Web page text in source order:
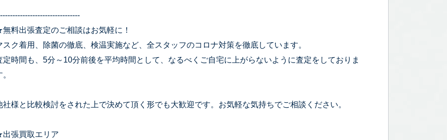
料出張査定のご相談はお気軽に！
スク着用、除菌の徹底、検温実施など、全スタッフのコロナ対策を徹底しています。
定時間も、5分～10分前後を平均時間として、なるべくご自宅に上がらないように査定をしておりま
社様と比較検討をされた上で決めて頂く形でも大歓迎です。お気軽な気持ちでご相談ください。
張買取エリア